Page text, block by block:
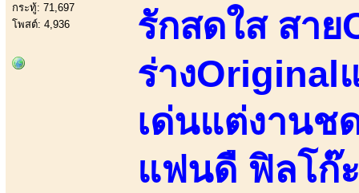
กระทู้: 71,697
โพสต์: 4,936
รักสดใส สา
ร่างOriginal
เด่นแต่งานช
แฟนดื ฟิลโก๊